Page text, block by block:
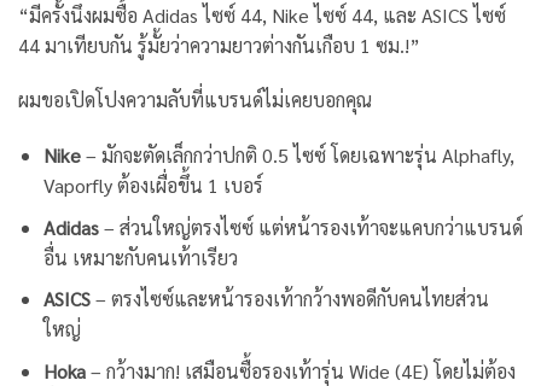
“มีครั้งนึงผมซื้อ Adidas ไซซ์ 44, Nike ไซซ์ 44, และ ASICS ไซซ์
44 มาเทียบกัน รู้มั้ยว่าความยาวต่างกันเกือบ 1 ซม.!”
ผมขอเปิดโปงความลับที่แบรนด์ไม่เคยบอกคุณ
Nike– มักจะตัดเล็กกว่าปกติ 0.5 ไซซ์ โดยเฉพาะรุ่น Alphafly,
Vaporfly ต้องเผื่อขึ้น 1 เบอร์
Adidas– ส่วนใหญ่ตรงไซซ์ แต่หน้ารองเท้าจะแคบกว่าแบรนด์
อื่น เหมาะกับคนเท้าเรียว
ASICS– ตรงไซซ์และหน้ารองเท้ากว้างพอดีกับคนไทยส่วน
ใหญ่
Hoka– กว้างมาก! เสมือนซื้อรองเท้ารุ่น Wide (4E) โดยไม่ต้อง